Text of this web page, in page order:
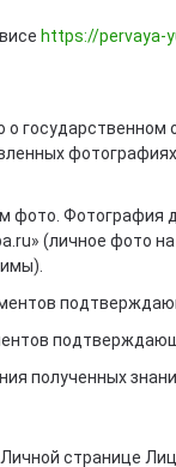
https://pervaya-
государственном
фото. Фотография
(личное фото
полученных
странице